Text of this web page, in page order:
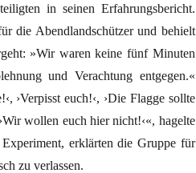
in seinen Erfahrungsbericht.
die Abendlandschützer und behielt
»Wir waren keine fünf Minuten
und Verachtung entgegen.«
›Verpisst euch!‹, ›Die Flagge sollte
wollen euch hier nicht!‹«, hagelte
erklärten die Gruppe für
zu verlassen.